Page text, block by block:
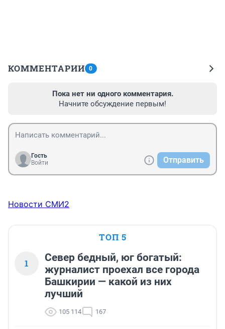
КОММЕНТАРИИ 0
Пока нет ни одного комментария.
Начните обсуждение первым!
Гость
Войти
Отправить
Новости СМИ2
ТОП 5
1
Север бедный, юг богатый:
журналист проехал все города
Башкирии — какой из них
лучший
105 114 167